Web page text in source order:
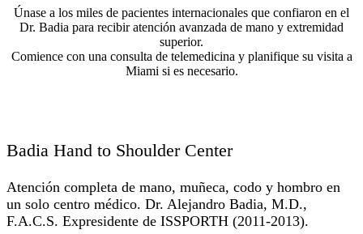
Únase a los miles de pacientes internacionales que confiaron en el
Dr. Badia para recibir atención avanzada de mano y extremidad
superior.
Comience con una consulta de telemedicina y planifique su visita a
Miami si es necesario.
Badia Hand to Shoulder Center
Atención completa de mano, muñeca, codo y hombro en
un solo centro médico. Dr. Alejandro Badia, M.D.,
F.A.C.S. Expresidente de ISSPORTH (2011-2013).